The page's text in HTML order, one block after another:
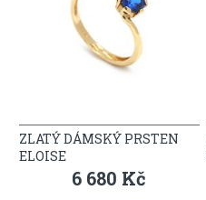
ZLATÝ DÁMSKÝ PRSTEN
ELOISE
6 680 Kč